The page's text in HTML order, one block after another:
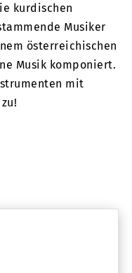
kurdischen
Musiker
österreichischen
Musik komponiert.
mit